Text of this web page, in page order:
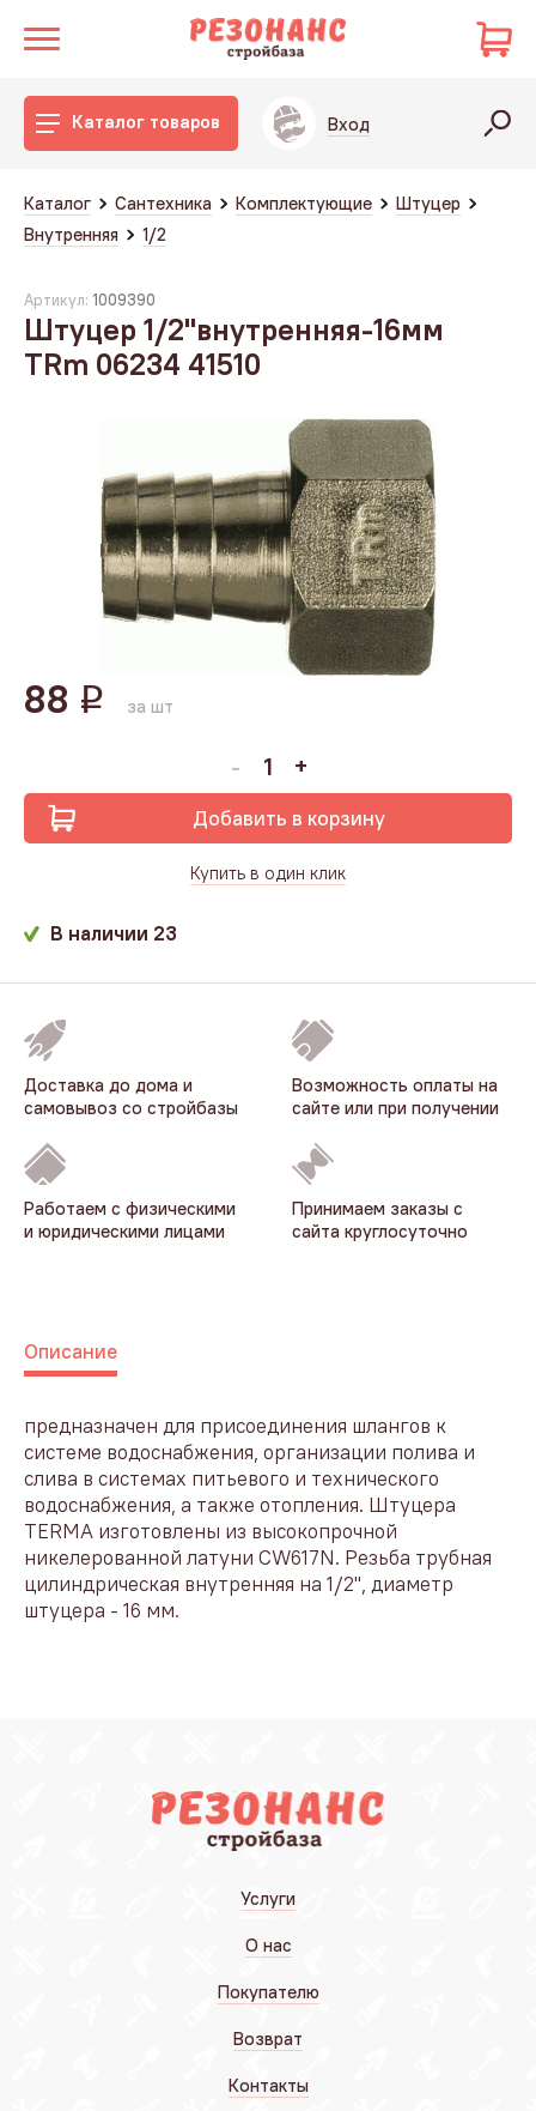
Каталог товаров Вход
Каталог Сантехника Комплектующие
Штуцер
Внутренняя
1/2
Артикул: 1009390
Штуцер 1/2"внутренняя-16мм
TRm 06234 41510
88 q за шт
Добавить в корзину
Купить в один клик
В наличии 23
Доставка до дома и
самовывоз со стройбазы
Возможность оплаты на
сайте или при получении
Работаем с физическими
и юридическими лицами
Принимаем заказы с
сайта круглосуточно
Описание
предназначен для присоединения шлангов к
системе водоснабжения, организации полива и
слива в системах питьевого и технического
водоснабжения, а также отопления. Штуцера
TERMA изготовлены из высокопрочной
никелерованной латуни CW617N. Резьба трубная
цилиндрическая внутренняя на 1/2", диаметр
штуцера - 16 мм.
Услуги
О нас
Покупателю
Возврат
Контакты